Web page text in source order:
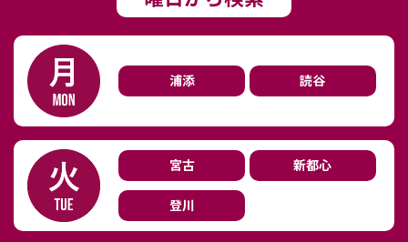
浦添 読谷
宮古 新都心
登川